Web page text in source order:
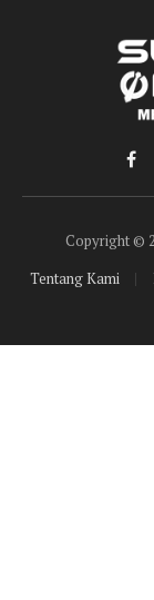
Copyright ©
Tentang Kami